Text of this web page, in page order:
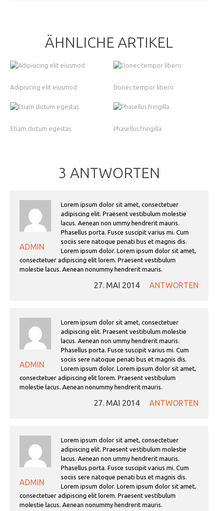
ÄHNLICHE ARTIKEL
Adipisicing elit eiusmod Donec tempor libero
Etiam dictum egestas Phasellus fringilla
3 ANTWORTEN
ADMIN
Lorem ipsum dolor sit amet, consectetuer
adipiscing elit. Praesent vestibulum molestie
lacus. Aenean non ummy hendrerit mauris.
Phasellus porta. Fusce suscipit varius mi. Cum
sociis sere natoque penati bus et magnis dis.
Lorem ipsum dolor. Lorem ipsum dolor sit amet,
consectetuer adipiscing elit lorem. Praesent vestibulum
molestie lacus. Aenean nonummy hendrerit mauris.
ANTWORTEN
27. MAI 2014
ADMIN
Lorem ipsum dolor sit amet, consectetuer
adipiscing elit. Praesent vestibulum molestie
lacus. Aenean non ummy hendrerit mauris.
Phasellus porta. Fusce suscipit varius mi. Cum
sociis sere natoque penati bus et magnis dis.
Lorem ipsum dolor. Lorem ipsum dolor sit amet,
consectetuer adipiscing elit lorem. Praesent vestibulum
molestie lacus. Aenean nonummy hendrerit mauris.
ANTWORTEN
27. MAI 2014
ADMIN
Lorem ipsum dolor sit amet, consectetuer
adipiscing elit. Praesent vestibulum molestie
lacus. Aenean non ummy hendrerit mauris.
Phasellus porta. Fusce suscipit varius mi. Cum
sociis sere natoque penati bus et magnis dis.
Lorem ipsum dolor. Lorem ipsum dolor sit amet,
consectetuer adipiscing elit lorem. Praesent vestibulum
molestie lacus. Aenean nonummy hendrerit mauris.